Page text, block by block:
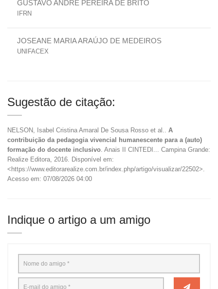
GUSTAVO ANDRÉ PEREIRA DE BRITO
IFRN
JOSEANE MARIA ARAÚJO DE MEDEIROS
UNIFACEX
Sugestão de citação:
NELSON, Isabel Cristina Amaral De Sousa Rosso et al.. A
contribuição da pedagogia vivencial humanescente para a (auto)
formação do docente inclusivo . Anais II CINTEDI... Campina Grande:
Realize Editora, 2016. Disponível em:
<https://www.editorarealize.com.br/index.php/artigo/visualizar/22502>.
Acesso em: 07/08/2026 04:00
Indique o artigo a um amigo